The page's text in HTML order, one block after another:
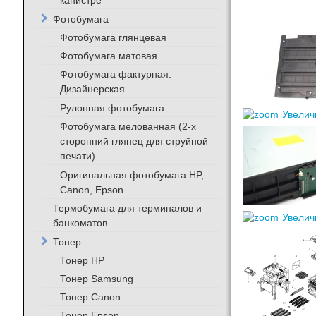
Фотобумага
Фотобумага глянцевая
Фотобумага матовая
Фотобумага фактурная.
Дизайнерская
Рулонная фотобумага
Фотобумага мелованная (2-х
сторонний глянец для струйной
печати)
Оригинальная фотобумага HP,
Canon, Epson
Термобумага для терминалов и
банкоматов
Тонер
Тонер HP
Тонер Samsung
Тонер Canon